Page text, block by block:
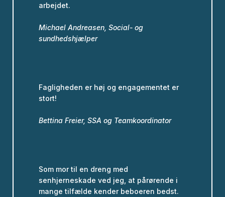
arbejdet.
Michael Andreasen, Social- og
sundhedshjælper
Fagligheden er høj og engagementet er
stort!
Bettina Freier, SSA og Teamkoordinator
Som mor til en dreng med
senhjerneskade ved jeg, at pårørende i
mange tilfælde kender beboeren bedst.